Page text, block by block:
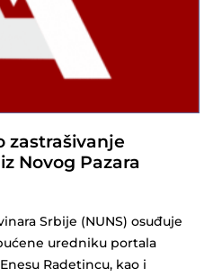
zastrašivanje
Novog Pazara
Srbije (NUNS) osuđuje
uredniku portala
Radetincu, kao i